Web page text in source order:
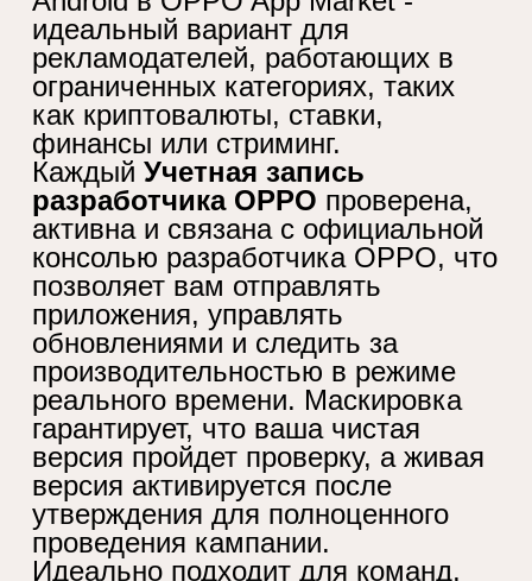
идеальный вариант для
рекламодателей, работающих в
ограниченных категориях, таких
как криптовалюты, ставки,
финансы или стриминг.
Каждый Учетная запись
разработчика OPPO проверена,
активна и связана с официальной
консолью разработчика OPPO, что
позволяет вам отправлять
приложения, управлять
обновлениями и следить за
производительностью в режиме
реального времени. Маскировка
гарантирует, что ваша чистая
версия пройдет проверку, а живая
версия активируется после
утверждения для полноценного
проведения кампании.
Идеально подходит для команд,